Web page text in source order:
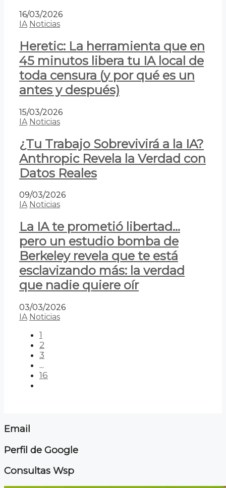
16/03/2026
IA Noticias
Heretic: La herramienta que en
45 minutos libera tu IA local de
toda censura (y por qué es un
antes y después)
15/03/2026
IA Noticias
¿Tu Trabajo Sobrevivirá a la IA?
Anthropic Revela la Verdad con
Datos Reales
09/03/2026
IA Noticias
La IA te prometió libertad…
pero un estudio bomba de
Berkeley revela que te está
esclavizando más: la verdad
que nadie quiere oír
03/03/2026
IA Noticias
1
2
3
...
16
Email
Perfil de Google
Consultas Wsp